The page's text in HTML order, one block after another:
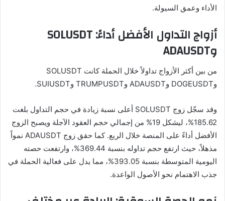
الأداء وعمق السيولة.
أزواج التداول الأفضل أداءً: SOLUSDT
وADAUSDT
من بين أكثر الأزواج تداولاً خلال الحملة كانت SOLUSDT
وDOGEUSDT وADAUSDT وTRUMPUSDT وSUIUSDT.
وقد سجّل زوج SOLUSDT أعلى نسبة زيادة في حجم التداول بلغت
185.62%، ليشكل 19% من إجمالي حجم العقود الآجلة ويصبح الزوج
الأفضل أداءً على المنصة خلال الربع. كما حقق زوج ADAUSDT نمواً
مذهلاً، حيث ارتفع حجم تداوله بنسبة 369.44%، وارتفعت حصته
اليومية المتوسطة بنسبة 393.05%، مما يدل على فعالية الحملة في
جذب الاهتمام نحو الأصول الواعدة.